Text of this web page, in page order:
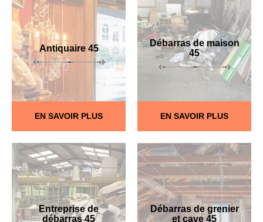
Antiquaire 45
EN SAVOIR PLUS
Débarras de maison
45
EN SAVOIR PLUS
Entreprise de
débarras 45
Débarras de grenier
et cave 45